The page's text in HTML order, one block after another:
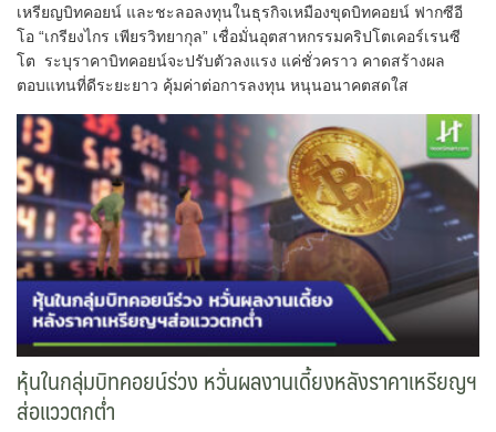
เหรียญบิทคอยน์ และชะลอลงทุนในธุรกิจเหมืองขุดบิทคอยน์ ฟากซีอี
โอ “เกรียงไกร เพียรวิทยากุล” เชื่อมั่นอุตสาหกรรมคริปโตเคอร์เรนซี
โต ระบุราคาบิทคอยน์จะปรับตัวลงแรง แค่ชั่วคราว คาดสร้างผล
ตอบแทนที่ดีระยะยาว คุ้มค่าต่อการลงทุน หนุนอนาคตสดใส
หุ้นในกลุ่มบิทคอยน์ร่วง หวั่นผลงานเดี้ยงหลังราคาเหรียญฯ
ส่อแววตกต่ำ